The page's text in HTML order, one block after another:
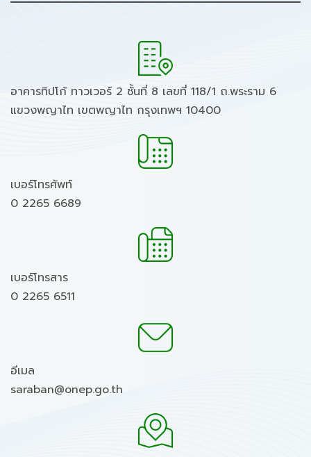
อาคารทิปโก้ ทาวเวอร์ 2 ชั้นที่ 8 เลขที่ 118/1 ถ.พระราม 6
แขวงพญาไท เขตพญาไท กรุงเทพฯ 10400
เบอร์โทรศัพท์
0 2265 6689
เบอร์โทรสาร
0 2265 6511
อีเมล
saraban@onep.go.th